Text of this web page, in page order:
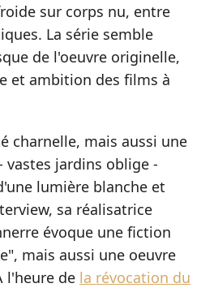
sur corps nu, entre
La série semble
de l'oeuvre originelle,
et ambition des films à
charnelle, mais aussi une
jardins oblige -
lumière blanche et
sa réalisatrice
évoque une fiction
mais aussi une oeuvre
l'heure de la révocation du